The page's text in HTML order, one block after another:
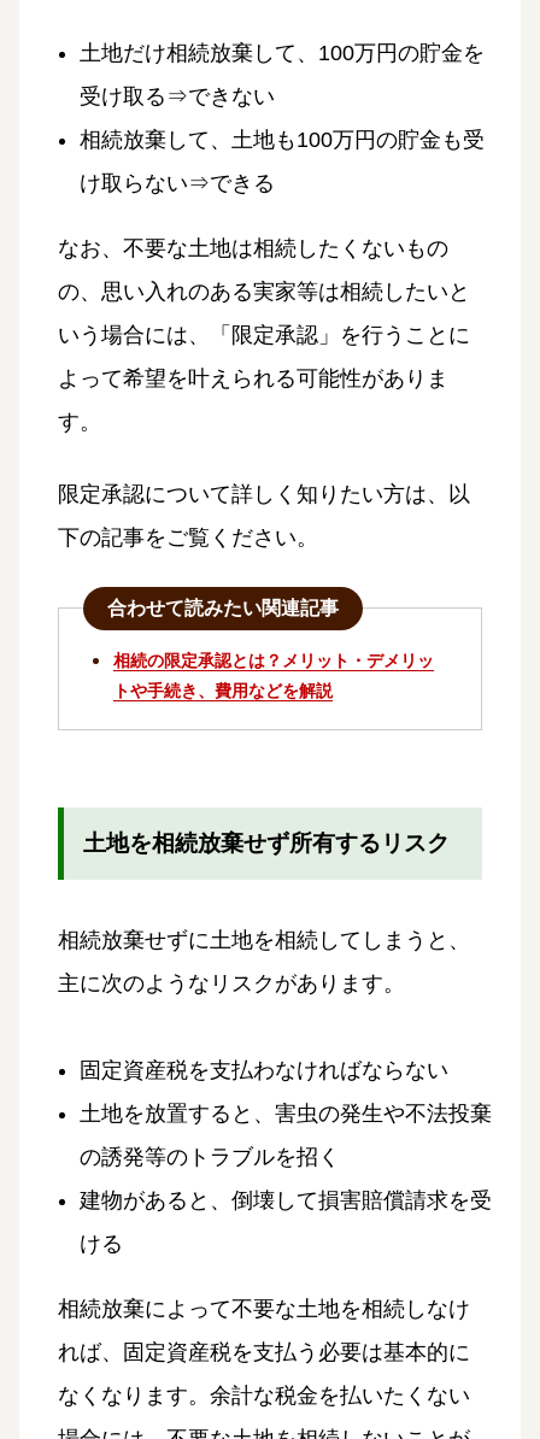
土地だけ相続放棄して、100万円の貯金を
受け取る⇒できない
相続放棄して、土地も100万円の貯金も受
け取らない⇒できる
なお、不要な土地は相続したくないもの
の、思い入れのある実家等は相続したいと
いう場合には、「限定承認」を行うことに
よって希望を叶えられる可能性がありま
す。
限定承認について詳しく知りたい方は、以
下の記事をご覧ください。
合わせて読みたい関連記事
相続の限定承認とは？メリット・デメリッ
トや手続き、費用などを解説
土地を相続放棄せず所有するリスク
相続放棄せずに土地を相続してしまうと、
主に次のようなリスクがあります。
固定資産税を支払わなければならない
土地を放置すると、害虫の発生や不法投棄
の誘発等のトラブルを招く
建物があると、倒壊して損害賠償請求を受
ける
相続放棄によって不要な土地を相続しなけ
れば、固定資産税を支払う必要は基本的に
なくなります。余計な税金を払いたくない